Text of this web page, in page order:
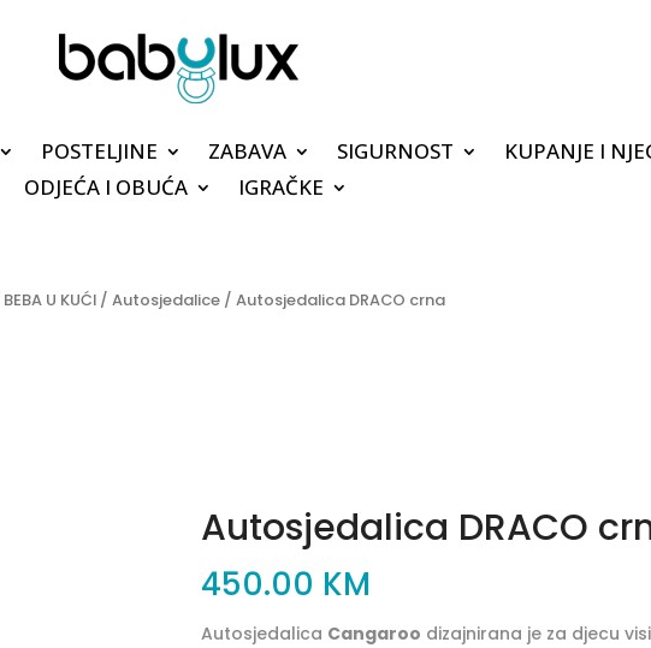
POSTELJINE ZABAVA SIGURNOST KUPANJE I
ODJEĆA I OBUĆA
IGRAČKE
BEBA U KUĆI/ Autosjedalice/ Autosjedalica DRACO crna
Autosjedalica DRACO
450.00 KM
Autosjedalica Cangaroo dizajnirana je za djecu